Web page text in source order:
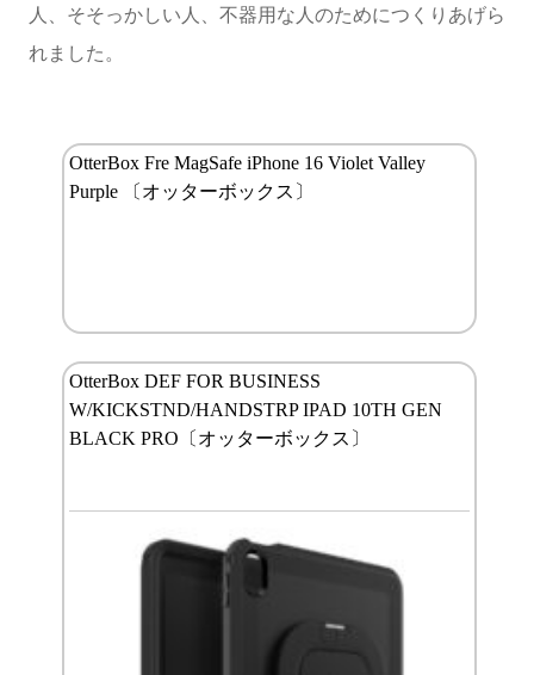
人、そそっかしい人、不器用な人のためにつくりあげら
れました。
OtterBox Fre MagSafe iPhone 16 Violet Valley
Purple 〔オッターボックス〕
OtterBox DEF FOR BUSINESS
W/KICKSTND/HANDSTRP IPAD 10TH GEN
BLACK PRO〔オッターボックス〕